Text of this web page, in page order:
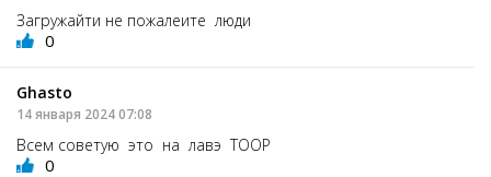
Загружайти не пожалеите люди
0
Ghasto
14 января 2024 07:08
Всем советую это на лавэ ТООР
0